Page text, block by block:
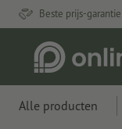
Beste prijs-garantie
Alle producten